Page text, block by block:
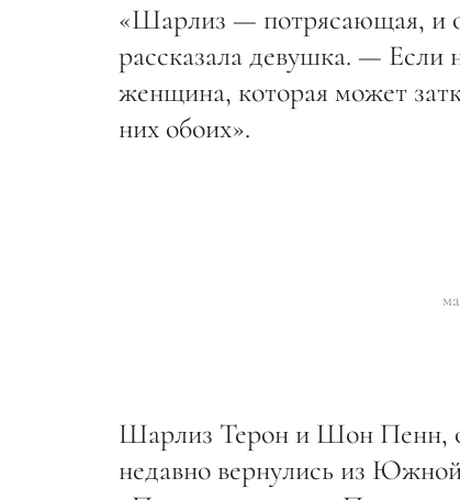
«Шарлиз — потрясающая, и
рассказала девушка. —
женщина, которая может
них обоих».
Шарлиз Терон и Шон Пенн, о
недавно вернулись из